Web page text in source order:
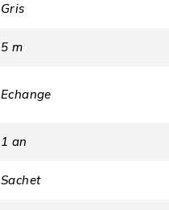
Gris
5 m
Echange
1 an
Sachet